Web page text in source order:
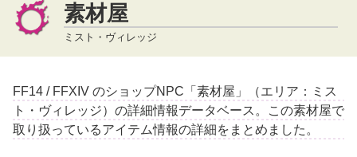
素材屋
ミスト・ヴィレッジ
FF14 / FFXIV のショップNPC「素材屋」（エリア：ミス
ト・ヴィレッジ）の詳細情報データベース。この素材屋で
取り扱っているアイテム情報の詳細をまとめました。